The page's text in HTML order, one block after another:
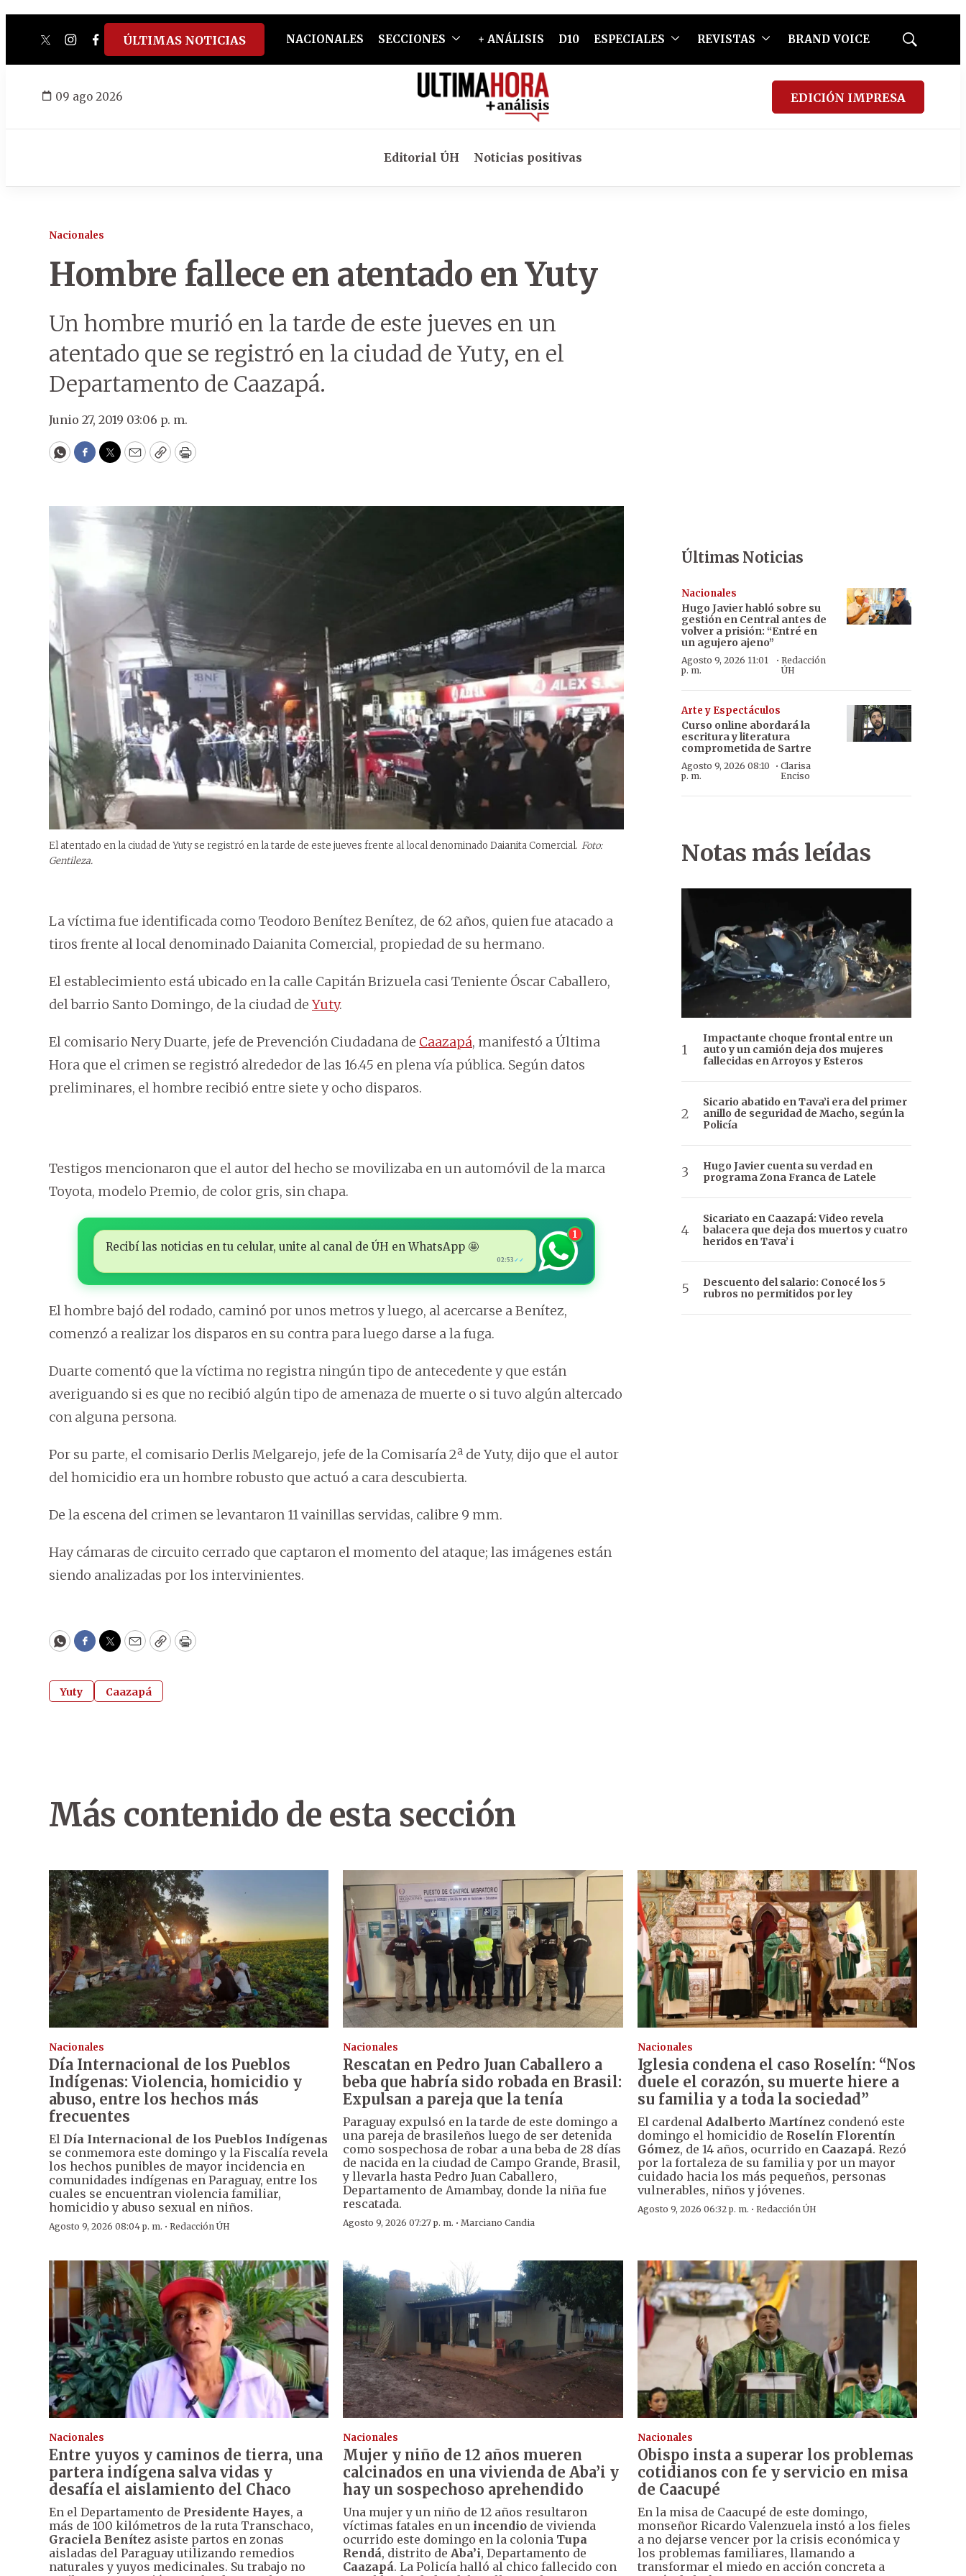
twitterinstagram
facebook
tiktokyoutube
spotify
ÚLTIMAS NOTICIAS NACIONALES SECCIONES + ANÁLISIS D10 ESPECIALES REVISTAS BRAND VOICE
Mostrar
09 ago 2026 EDICIÓN IMPRESA
Editorial ÚH Noticias positivas
Nacionales
Hombre fallece en atentado en Yuty
Un hombre murió en la tarde de este jueves en un
atentado que se registró en la ciudad de Yuty, en el
Departamento de Caazapá.
Junio 27, 2019 03:06 p. m.
WhatsApp
Facebook
Twitter
EmailCopyPrint
El atentado en la ciudad de Yuty se registró en la tarde de este jueves frente al local denominado Daianita Comercial. Foto:
Gentileza.
La víctima fue identificada como Teodoro Benítez Benítez, de 62 años, quien fue atacado a
tiros frente al local denominado Daianita Comercial, propiedad de su hermano.
El establecimiento está ubicado en la calle Capitán Brizuela casi Teniente Óscar Caballero,
del barrio Santo Domingo, de la ciudad deYuty.
El comisario Nery Duarte, jefe de Prevención Ciudadana de Caazapá, manifestó a Última
Hora que el crimen se registró alrededor de las 16.45 en plena vía pública. Según datos
preliminares, el hombre recibió entre siete y ocho disparos.
Testigos mencionaron que el autor del hecho se movilizaba en un automóvil de la marca
Toyota, modelo Premio, de color gris, sin chapa.
Recibí las noticias en tu celular, unite al canal de ÚH en WhatsApp 🤩
02:53 ✓✓
1
El hombre bajó del rodado, caminó por unos metros y luego, al acercarse a Benítez,
comenzó a realizar los disparos en su contra para luego darse a la fuga.
Duarte comentó que la víctima no registra ningún tipo de antecedente y que están
averiguando si es que no recibió algún tipo de amenaza de muerte o si tuvo algún altercado
con alguna persona.
Por su parte, el comisario Derlis Melgarejo, jefe de la Comisaría 2ª de Yuty, dijo que el autor
del homicidio era un hombre robusto que actuó a cara descubierta.
De la escena del crimen se levantaron 11 vainillas servidas, calibre 9 mm.
Hay cámaras de circuito cerrado que captaron el momento del ataque; las imágenes están
siendo analizadas por los intervinientes.
WhatsApp
Facebook
Twitter
EmailCopyPrint
Yuty Caazapá
Últimas Noticias
Nacionales
Hugo Javier habló sobre su
gestión en Central antes de
volver a prisión: “Entré en
un agujero ajeno”
Agosto 9, 2026 11:01
p. m.
· Redacción
ÚH
Arte y Espectáculos
Curso online abordará la
escritura y literatura
comprometida de Sartre
Agosto 9, 2026 08:10
p. m.
·Clarisa
Enciso
Notas más leídas
Impactante choque frontal entre un
auto y un camión deja dos mujeres
fallecidas en Arroyos y Esteros
Sicario abatido en Tava’i era del primer
anillo de seguridad de Macho, según la
Policía
Hugo Javier cuenta su verdad en
programa Zona Franca de Latele
Sicariato en Caazapá: Video revela
balacera que deja dos muertos y cuatro
heridos en Tava’ i
Descuento del salario: Conocé los 5
rubros no permitidos por ley
Más contenido de esta sección
Nacionales
Día Internacional de los Pueblos
Indígenas: Violencia, homicidio y
abuso, entre los hechos más
frecuentes
El Día Internacional de los Pueblos Indígenas
se conmemora este domingo y la Fiscalía revela
los hechos punibles de mayor incidencia en
comunidades indígenas en Paraguay, entre los
cuales se encuentran violencia familiar,
homicidio y abuso sexual en niños.
Agosto 9, 2026 08:04 p. m. · Redacción ÚH
Nacionales
Rescatan en Pedro Juan Caballero a
beba que habría sido robada en Brasil:
Expulsan a pareja que la tenía
Paraguay expulsó en la tarde de este domingo a
una pareja de brasileños luego de ser detenida
como sospechosa de robar a una beba de 28 días
de nacida en la ciudad de Campo Grande, Brasil,
y llevarla hasta Pedro Juan Caballero,
Departamento de Amambay, donde la niña fue
rescatada.
Agosto 9, 2026 07:27 p. m. ·Marciano Candia
Nacionales
Iglesia condena el caso Roselín: “Nos
duele el corazón, su muerte hiere a
su familia y a toda la sociedad”
El cardenal Adalberto Martínezcondenó este
domingo el homicidio de Roselín Florentín
Gómez, de 14 años, ocurrido en Caazapá. Rezó
por la fortaleza de su familia y por un mayor
cuidado hacia los más pequeños, personas
vulnerables, niños y jóvenes.
Agosto 9, 2026 06:32 p. m. · Redacción ÚH
Nacionales
Entre yuyos y caminos de tierra, una
partera indígena salva vidas y
desafía el aislamiento del Chaco
En el Departamento de Presidente Hayes, a
más de 100 kilómetros de la ruta Transchaco,
Graciela Benítez asiste partos en zonas
aisladas del Paraguay utilizando remedios
naturales y yuyos medicinales. Su trabajo no
Nacionales
Mujer y niño de 12 años mueren
calcinados en una vivienda de Aba’i y
hay un sospechoso aprehendido
Una mujer y un niño de 12 años resultaron
víctimas fatales en un incendio de vivienda
ocurrido este domingo en la colonia Tupa
Rendá, distrito de Aba’i, Departamento de
Caazapá. La Policía halló al chico fallecido con
Nacionales
Obispo insta a superar los problemas
cotidianos con fe y servicio en misa
de Caacupé
En la misa de Caacupé de este domingo,
monseñor Ricardo Valenzuela instó a los fieles
a no dejarse vencer por la crisis económica y
los problemas familiares, llamando a
transformar el miedo en acción concreta a